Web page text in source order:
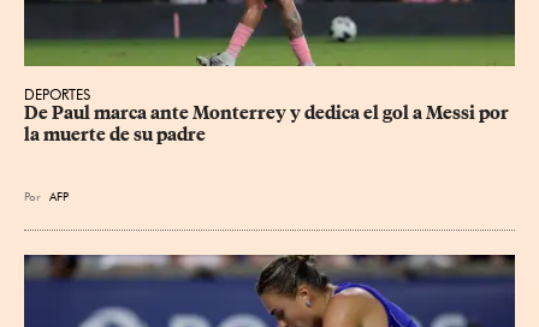
DEPORTES
De Paul marca ante Monterrey y dedica el gol a Messi por
la muerte de su padre
Por AFP